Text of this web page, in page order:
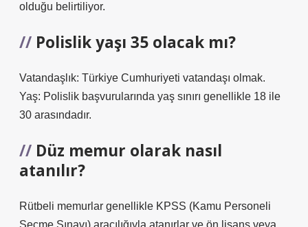
olduğu belirtiliyor.
Polislik yaşı 35 olacak mı?
Vatandaşlık: Türkiye Cumhuriyeti vatandaşı olmak.
Yaş: Polislik başvurularında yaş sınırı genellikle 18 ile
30 arasındadır.
Düz memur olarak nasıl
atanılır?
Rütbeli memurlar genellikle KPSS (Kamu Personeli
Seçme Sınavı) aracılığıyla atanırlar ve ön lisans veya